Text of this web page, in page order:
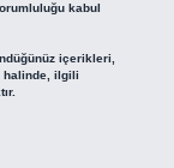
kabul
içerikleri,
ilgili